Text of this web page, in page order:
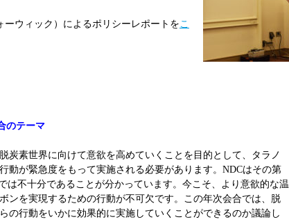
ーウィック）によるポリシーレポートをこ
のテーマ
素世界に向けて意欲を高めていくことを目的として、タラノ
動が緊急度をもって実施される必要があります。NDCはその第
は不十分であることが分かっています。今こそ、より意欲的な温
ンを実現するための行動が不可欠です。この年次会合では、脱
の行動をいかに効果的に実施していくことができるのか議論し